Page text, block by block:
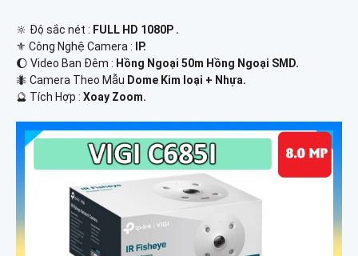
🔆 Độ sắc nét : FULL HD 1080P .
⚜️ Công Nghệ Camera :
IP.
🌔 Video Ban Đêm : Hồng Ngoại 50m Hồng Ngoại SMD.
🐜 Camera Theo Mẫu Dome Kim loại + Nhựa.
️🔮 Tích Hợp : Xoay Zoom.